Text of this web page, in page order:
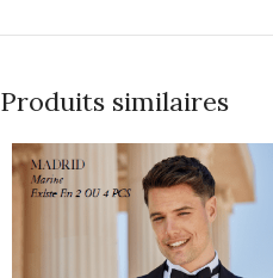
Produits similaires